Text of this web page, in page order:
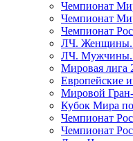
Чемпионат
Чемпионат
Чемпионат
ЛЧ. Женщины.
ЛЧ. Мужчины.
Мировая лига
Европейские
Мировой
Кубок Мира
Чемпионат
Чемпионат